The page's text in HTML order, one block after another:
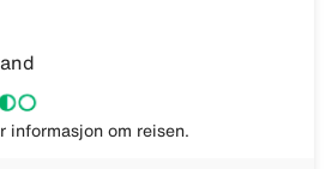
informasjon om reisen.